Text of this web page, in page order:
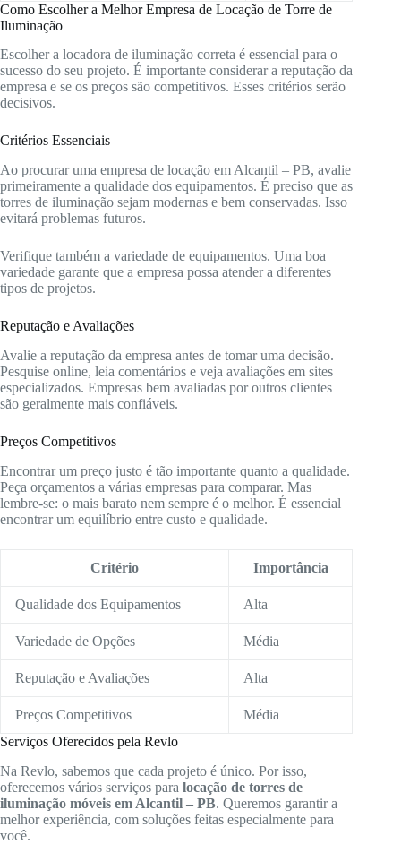
Como Escolher a Melhor Empresa de Locação de Torre de
Iluminação
Escolher a locadora de iluminação correta é essencial para o
sucesso do seu projeto. É importante considerar a reputação da
empresa e se os preços são competitivos. Esses critérios serão
decisivos.
Critérios Essenciais
Ao procurar uma empresa de locação em Alcantil – PB, avalie
primeiramente a qualidade dos equipamentos. É preciso que as
torres de iluminação sejam modernas e bem conservadas. Isso
evitará problemas futuros.
Verifique também a variedade de equipamentos. Uma boa
variedade garante que a empresa possa atender a diferentes
tipos de projetos.
Reputação e Avaliações
Avalie a reputação da empresa antes de tomar uma decisão.
Pesquise online, leia comentários e veja avaliações em sites
especializados. Empresas bem avaliadas por outros clientes
são geralmente mais confiáveis.
Preços Competitivos
Encontrar um preço justo é tão importante quanto a qualidade.
Peça orçamentos a várias empresas para comparar. Mas
lembre-se: o mais barato nem sempre é o melhor. É essencial
encontrar um equilíbrio entre custo e qualidade.
Critério Importância
Qualidade dos Equipamentos Alta
Variedade de Opções Média
Reputação e Avaliações Alta
Preços Competitivos
Média
Serviços Oferecidos pela Revlo
Na Revlo, sabemos que cada projeto é único. Por isso,
oferecemos vários serviços para locação de torres de
iluminação móveis em Alcantil – PB. Queremos garantir a
melhor experiência, com soluções feitas especialmente para
você.